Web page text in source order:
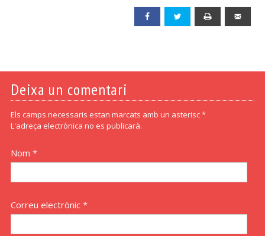
Facebook Twitter
Deixa un comentari
Els camps necessaris estan marcats amb un asterisc *
L'adreça electrònica no es publicarà.
Nom *
Correu electrònic *